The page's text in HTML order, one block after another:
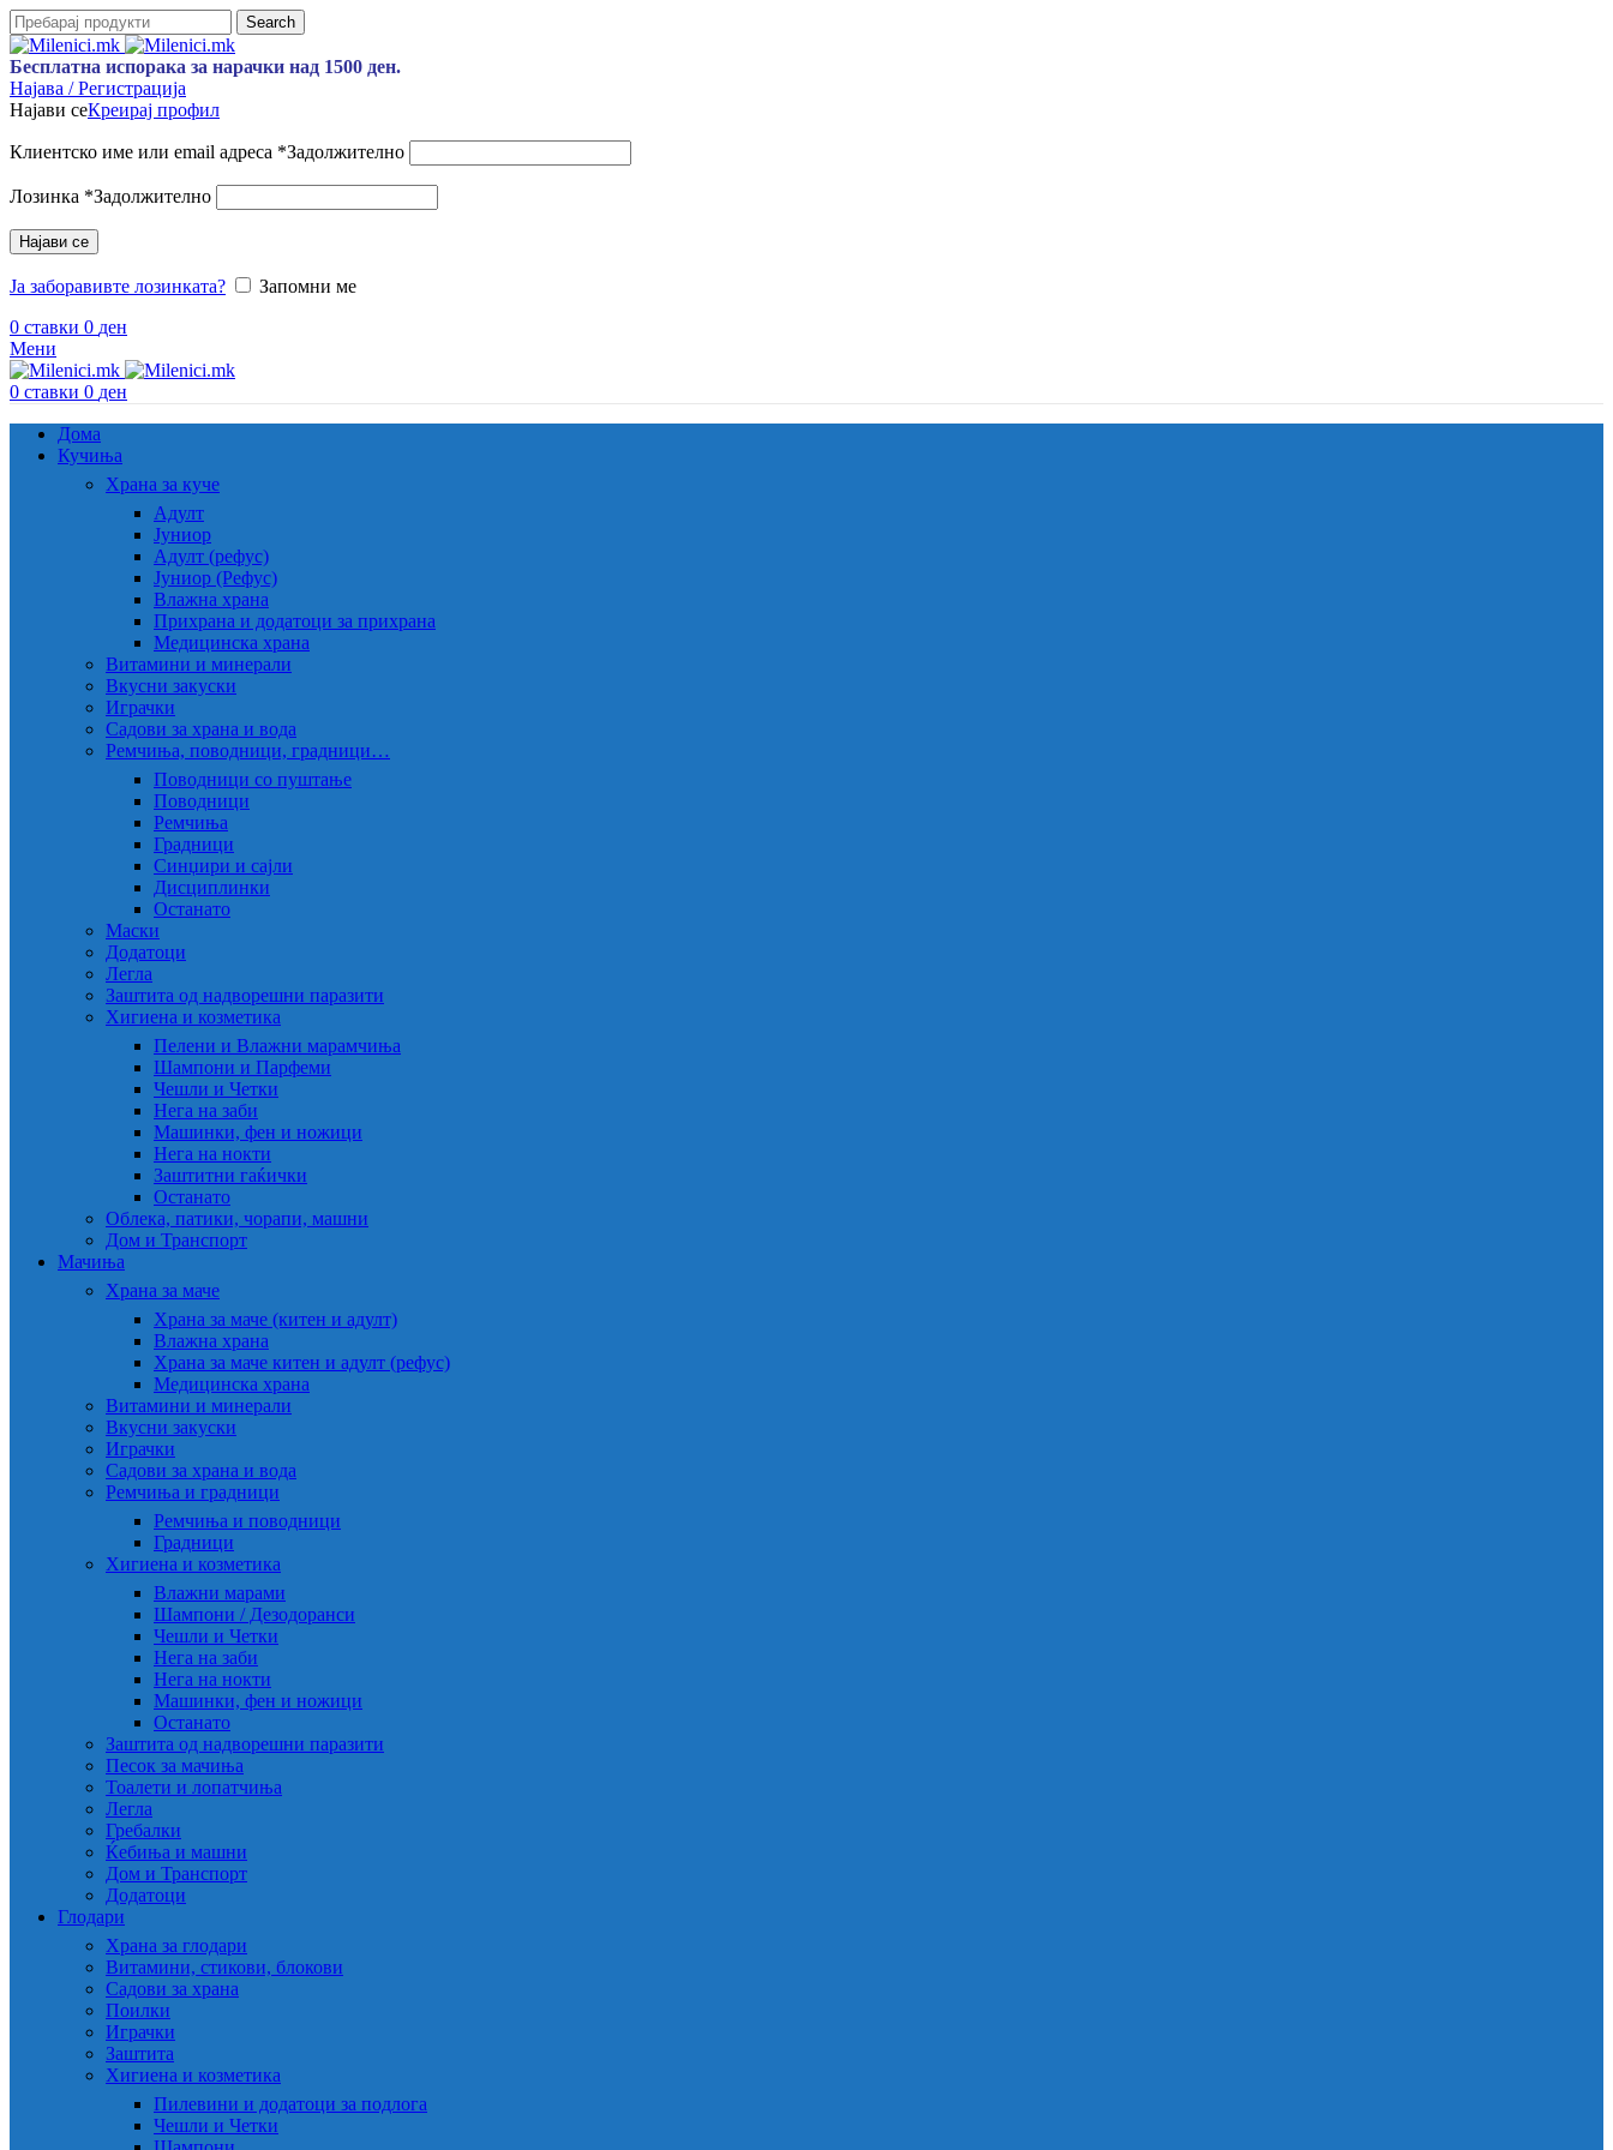
Search
Бесплатна испорака за нарачки над 1500 ден.
Најава / Регистрација
Најави сеКреирај профил
Клиентско име или email адреса *Задолжително
Лозинка *Задолжително
Најави се
Ја заборавивте лозинката?
Запомни ме
0 ставки 0 ден
Мени
0 ставки 0 ден
Дома
Кучиња
Храна за куче
Адулт
Јуниор
Адулт (рефус)
Јуниор (Рефус)
Влажна храна
Прихрана и додатоци за прихрана
Медицинска храна
Витамини и минерали
Вкусни закуски
Играчки
Садови за храна и вода
Ремчиња, поводници, градници…
Поводници со пуштање
Поводници
Ремчиња
Градници
Синџири и сајли
Дисциплинки
Останато
Маски
Додатоци
Легла
Заштита од надворешни паразити
Хигиена и козметика
Пелени и Влажни марамчиња
Шампони и Парфеми
Чешли и Четки
Нега на заби
Машинки, фен и ножици
Нега на нокти
Заштитни гаќички
Останато
Облека, патики, чорапи, машни
Дом и Транспорт
Мачиња
Храна за маче
Храна за маче (китен и адулт)
Влажна храна
Храна за маче китен и адулт (рефус)
Медицинска храна
Витамини и минерали
Вкусни закуски
Играчки
Садови за храна и вода
Ремчиња и градници
Ремчиња и поводници
Градници
Хигиена и козметика
Влажни марами
Шампони / Дезодоранси
Чешли и Четки
Нега на заби
Нега на нокти
Машинки, фен и ножици
Останато
Заштита од надворешни паразити
Песок за мачиња
Тоалети и лопатчиња
Легла
Гребалки
Ќебиња и машни
Дом и Транспорт
Додатоци
Глодари
Храна за глодари
Витамини, стикови, блокови
Садови за храна
Поилки
Играчки
Заштита
Хигиена и козметика
Пилевини и додатоци за подлога
Чешли и Четки